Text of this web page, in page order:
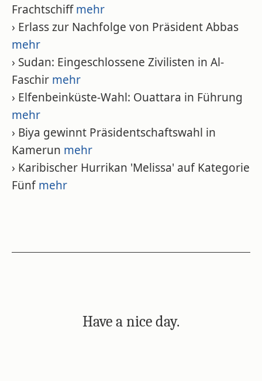
Frachtschiffmehr
› Erlass zur Nachfolge von Präsident Abbas
mehr
› Sudan: Eingeschlossene Zivilisten in Al-
Faschir mehr
› Elfenbeinküste-Wahl: Ouattara in Führung
mehr
› Biya gewinnt Präsidentschaftswahl in
Kamerun mehr
› Karibischer Hurrikan 'Melissa' auf Kategorie
Fünfmehr
Have a nice day.